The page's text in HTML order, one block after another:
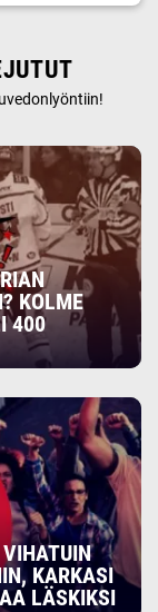
KOLME
400
KARKASI
LÄSKIKSI